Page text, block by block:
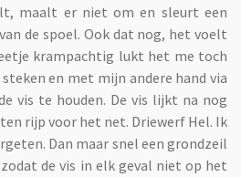
maalt er niet om en sleurt een
de spoel. Ook dat nog, het voelt
krampachtig lukt het me toch
en met mijn andere hand via
vis te houden. De vis lijkt na nog
rijp voor het net. Driewerf Hel. Ik
Dan maar snel een grondzeil
de vis in elk geval niet op het